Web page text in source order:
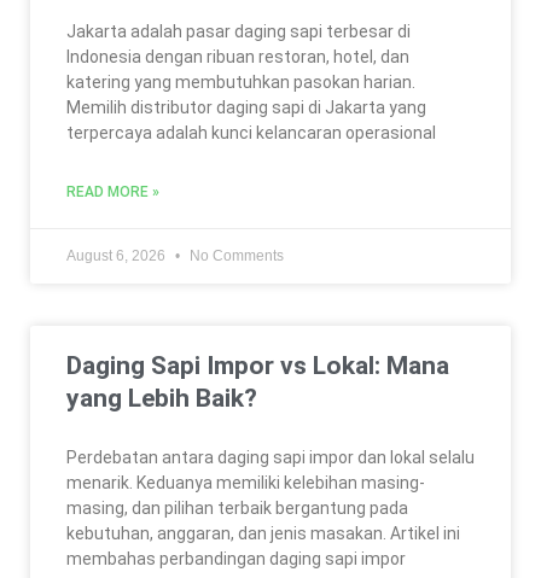
Jakarta adalah pasar daging sapi terbesar di
Indonesia dengan ribuan restoran, hotel, dan
katering yang membutuhkan pasokan harian.
Memilih distributor daging sapi di Jakarta yang
terpercaya adalah kunci kelancaran operasional
READ MORE »
August 6, 2026 No Comments
Daging Sapi Impor vs Lokal: Mana
yang Lebih Baik?
Perdebatan antara daging sapi impor dan lokal selalu
menarik. Keduanya memiliki kelebihan masing-
masing, dan pilihan terbaik bergantung pada
kebutuhan, anggaran, dan jenis masakan. Artikel ini
membahas perbandingan daging sapi impor